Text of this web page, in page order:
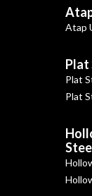
Atap
Plat
Plat
Plat